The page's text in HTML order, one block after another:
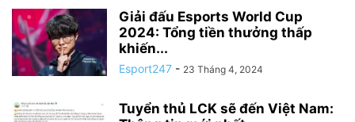
Giải đấu Esports World Cup
2024: Tổng tiền thưởng thấp
khiến...
Esport247 - 23 Tháng 4, 2024
Tuyển thủ LCK sẽ đến Việt Nam: